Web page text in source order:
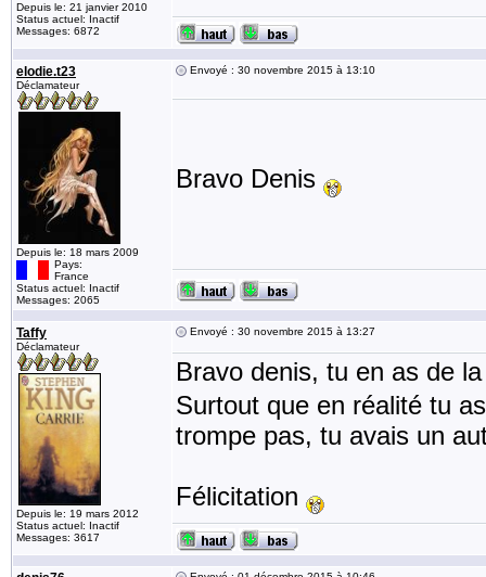
Depuis le: 21 janvier 2010
Status actuel: Inactif
Messages: 6872
elodie.t23
Déclamateur
Depuis le: 18 mars 2009
Pays:
France
Status actuel: Inactif
Messages: 2065
Envoyé : 30 novembre 2015 à 13:10
Bravo Denis
Taffy
Déclamateur
Depuis le: 19 mars 2012
Status actuel: Inactif
Messages: 3617
Envoyé : 30 novembre 2015 à 13:27
Bravo denis, tu en as de
Surtout que en réalité tu
trompe pas, tu avais un
Félicitation